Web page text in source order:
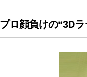
プロ顔負けの“3D